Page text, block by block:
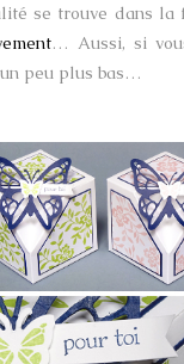
se trouve dans la
… Aussi, si
peu plus bas…